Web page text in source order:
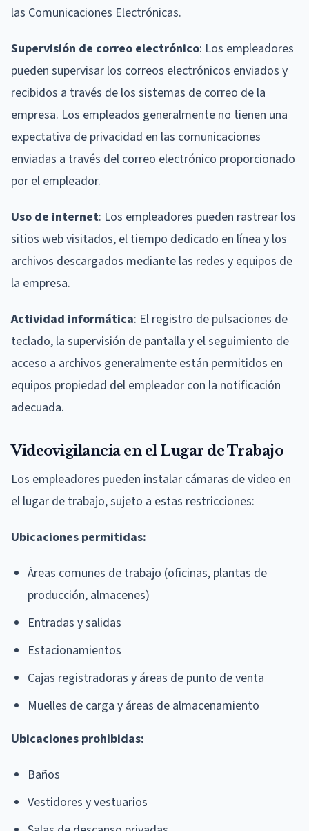
las Comunicaciones Electrónicas.
Supervisión de correo electrónico: Los empleadores
pueden supervisar los correos electrónicos enviados y
recibidos a través de los sistemas de correo de la
empresa. Los empleados generalmente no tienen una
expectativa de privacidad en las comunicaciones
enviadas a través del correo electrónico proporcionado
por el empleador.
Uso de internet: Los empleadores pueden rastrear los
sitios web visitados, el tiempo dedicado en línea y los
archivos descargados mediante las redes y equipos de
la empresa.
Actividad informática: El registro de pulsaciones de
teclado, la supervisión de pantalla y el seguimiento de
acceso a archivos generalmente están permitidos en
equipos propiedad del empleador con la notificación
adecuada.
Videovigilancia en el Lugar de Trabajo
Los empleadores pueden instalar cámaras de video en
el lugar de trabajo, sujeto a estas restricciones:
Ubicaciones permitidas:
Áreas comunes de trabajo (oficinas, plantas de
producción, almacenes)
Entradas y salidas
Estacionamientos
Cajas registradoras y áreas de punto de venta
Muelles de carga y áreas de almacenamiento
Ubicaciones prohibidas:
Baños
Vestidores y vestuarios